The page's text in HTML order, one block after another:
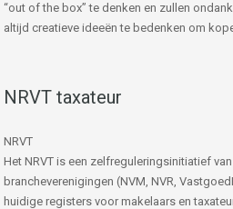
“out of the box” te denken en zullen
altijd creatieve ideeën te bedenken om
NRVT taxateur
NRVT
Het NRVT is een zelfreguleringsinitiatief
brancheverenigingen (NVM, NVR,
huidige registers voor makelaars en